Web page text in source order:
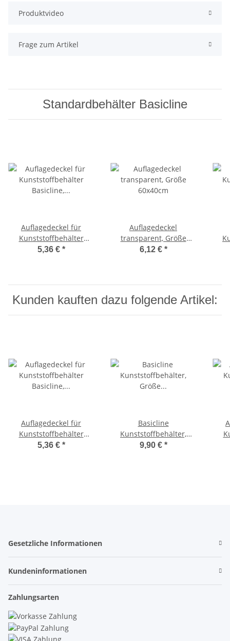
Produktvideo
Frage zum Artikel
Standardbehälter Basicline
Auflagedeckel für
Kunststoffbehälter
Basicline, Größe
5,36 € *
Auflagedeckel
transparent, Größe
60x40cm
6,12 € *
Kunden kauften dazu folgende Artikel:
Auflagedeckel für
Kunststoffbehälter
Basicline, Größe
5,36 € *
Basicline
Kunststoffbehälter,
Größe 40x30x22cm
9,90 € *
Gesetzliche Informationen
Kundeninformationen
Zahlungsarten